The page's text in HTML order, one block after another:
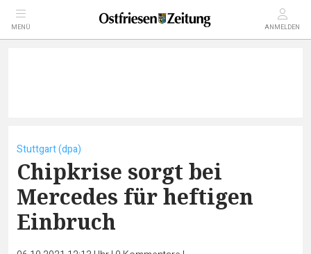
MENÜ ANMELDEN
Stuttgart (dpa)
Chipkrise sorgt bei
Mercedes für heftigen
Einbruch